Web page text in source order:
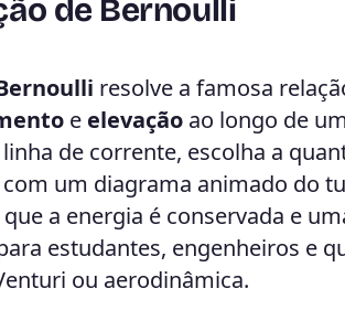
de Bernoulli
resolve a famosa
e elevação ao longo de
de corrente, escolha a
um diagrama animado do
a energia é conservada e
estudantes, engenheiros e
ou aerodinâmica.